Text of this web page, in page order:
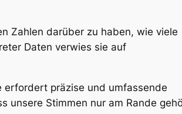
Zahlen darüber zu haben, wie viele
Daten verwies sie auf
erfordert präzise und umfassende
unsere Stimmen nur am Rande